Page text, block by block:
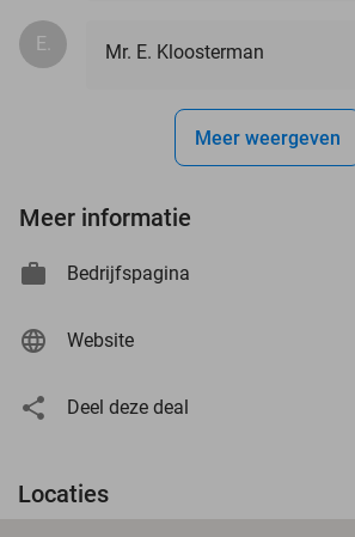
E. Mr. E. Kloosterman
Meer weergeven
Meer informatie
Bedrijfspagina
Website
Deel deze deal
Locaties